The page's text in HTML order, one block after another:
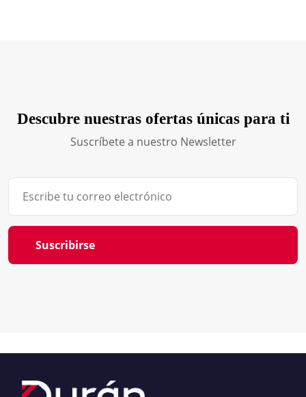
Descubre nuestras ofertas únicas para ti
Suscríbete a nuestro Newsletter
Suscribirse